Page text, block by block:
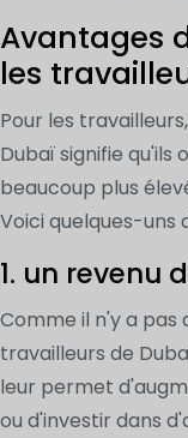
Avantages
les
Pour les
Dubaï signifie
beaucoup plus
Voici quelques-uns
1. un revenu
Comme il n'y a pas
travailleurs de
leur permet
ou d'investir dans